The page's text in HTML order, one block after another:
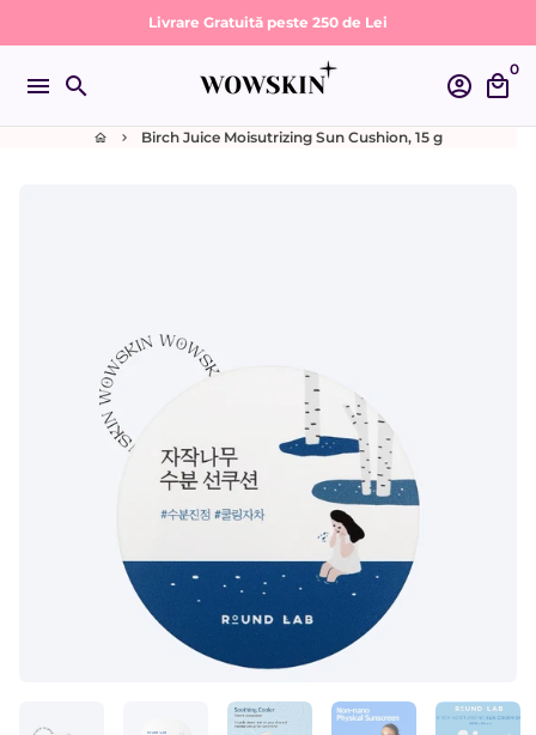
la
conținut
Livrare Gratuită peste 250 de Lei
menu search account_circle local_mall
0
home keyboard_arrow_right Birch Juice Moisutrizing Sun Cushion, 15 g